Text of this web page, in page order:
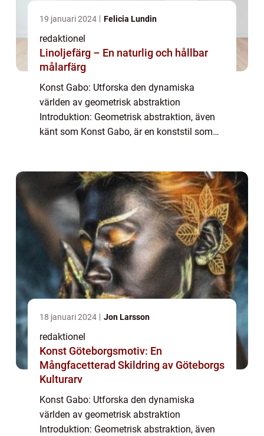
19 januari 2024 Felicia Lundin
redaktionel
Linoljefärg – En naturlig och hållbar
målarfärg
Konst Gabo: Utforska den dynamiska
världen av geometrisk abstraktion
Introduktion: Geometrisk abstraktion, även
känt som Konst Gabo, är en konststil som
abstrakta...
18 januari 2024 Jon Larsson
redaktionel
Konst Göteborgsmotiv: En
Mångfacetterad Skildring av Göteborgs
Kulturarv
Konst Gabo: Utforska den dynamiska
världen av geometrisk abstraktion
Introduktion: Geometrisk abstraktion, även